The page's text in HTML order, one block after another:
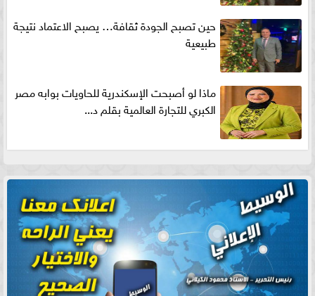
حين تصبح الجودة ثقافة… يصبح الاعتماد نتيجة
طبيعية
ماذا لو أصبحت الإسكندرية للحاويات بوابه مصر
الكبري للتجارة العالمية بقلم د...